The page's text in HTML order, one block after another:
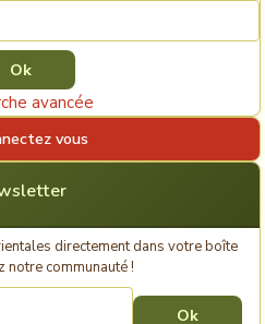
avancée
vous
directement dans votre boîte
notre communauté !